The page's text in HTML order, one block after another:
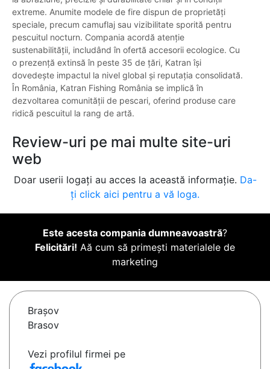
extreme. Anumite modele de fire dispun de proprietăți
speciale, precum camuflaj sau vizibilitate sporită pentru
pescuitul nocturn. Compania acordă atenție
sustenabilității, includând în ofertă accesorii ecologice. Cu
o prezență extinsă în peste 35 de țări, Katran își
dovedește impactul la nivel global și reputația consolidată.
În România, Katran Fishing România se implică în
dezvoltarea comunității de pescari, oferind produse care
ridică pescuitul la rang de artă.
Review-uri pe mai multe site-uri
web
Doar userii logați au acces la această informație. Da-
ți click aici pentru a vă loga.
Este acesta compania dumneavoastră?
Felicitări! Aă cum să primești materialele de
marketing
Braşov
Brasov
Vezi profilul firmei pe